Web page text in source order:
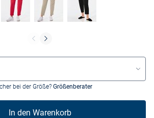
bei der Größe? Größenberater
In den Warenkorb